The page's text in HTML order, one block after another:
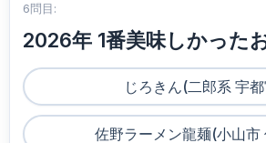
6問目:
2026年 1番美味しかった
じろきん(二郎系 宇
佐野ラーメン龍麺(小山市